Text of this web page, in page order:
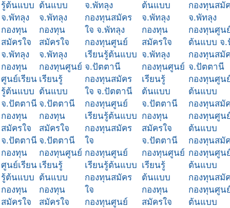
รู้ต้นแบบ
จ.พัทลุง
กองทุน
สมัครใจ
จ.พัทลุง
กองทุน
ศูนย์เรียน
รู้ต้นแบบ
จ.ปัตตานี
กองทุน
สมัครใจ
จ.ปัตตานี
กองทุน
ศูนย์เรียน
รู้ต้นแบบ
กองทุน
สมัครใจ
ต้นแบบ
จ.พัทลุง
กองทุน
สมัครใจ
จ.พัทลุง
กองทุนศูนย์
เรียนรู้
ต้นแบบ
จ.ปัตตานี
กองทุน
สมัครใจ
จ.ปัตตานี
กองทุนศูนย์
เรียนรู้
ต้นแบบ
กองทุน
สมัครใจ
จ.พัทลุง
กองทุนสมัคร
ใจ จ.พัทลุง
กองทุนศูนย์
เรียนรู้ต้นแบบ
จ.ปัตตานี
กองทุนสมัคร
ใจ จ.ปัตตานี
กองทุนศูนย์
เรียนรู้ต้นแบบ
กองทุนสมัคร
ใจ
กองทุนศูนย์
เรียนรู้ต้นแบบ
กองทุนสมัคร
ใจ
กองทุนศูนย์
ต้นแบบ
จ.พัทลุง
กองทุน
สมัครใจ
จ.พัทลุง
กองทุนศูนย์
เรียนรู้
ต้นแบบ
จ.ปัตตานี
กองทุน
สมัครใจ
จ.ปัตตานี
กองทุนศูนย์
เรียนรู้
ต้นแบบ
กองทุน
สมัครใจ
กองทุนสมั
จ.พัทลุง
กองทุนศูน
ต้นแบบ จ.
กองทุนสมั
จ.ปัตตานี
กองทุนศูน
ต้นแบบ
กองทุนสมั
กองทุนศูน
ต้นแบบ
กองทุนสมั
กองทุนศูน
ต้นแบบ
กองทุนสมั
กองทุนศูน
ต้นแบบ